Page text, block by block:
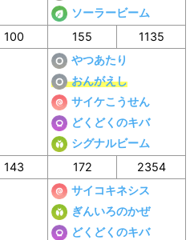
ソーラービーム
100 155 1135
やつあたり
おんがえし
サイケこうせん
どくどくのキバ
シグナルビーム
143 172 2354
サイコキネシス
ぎんいろのかぜ
どくどくのキバ